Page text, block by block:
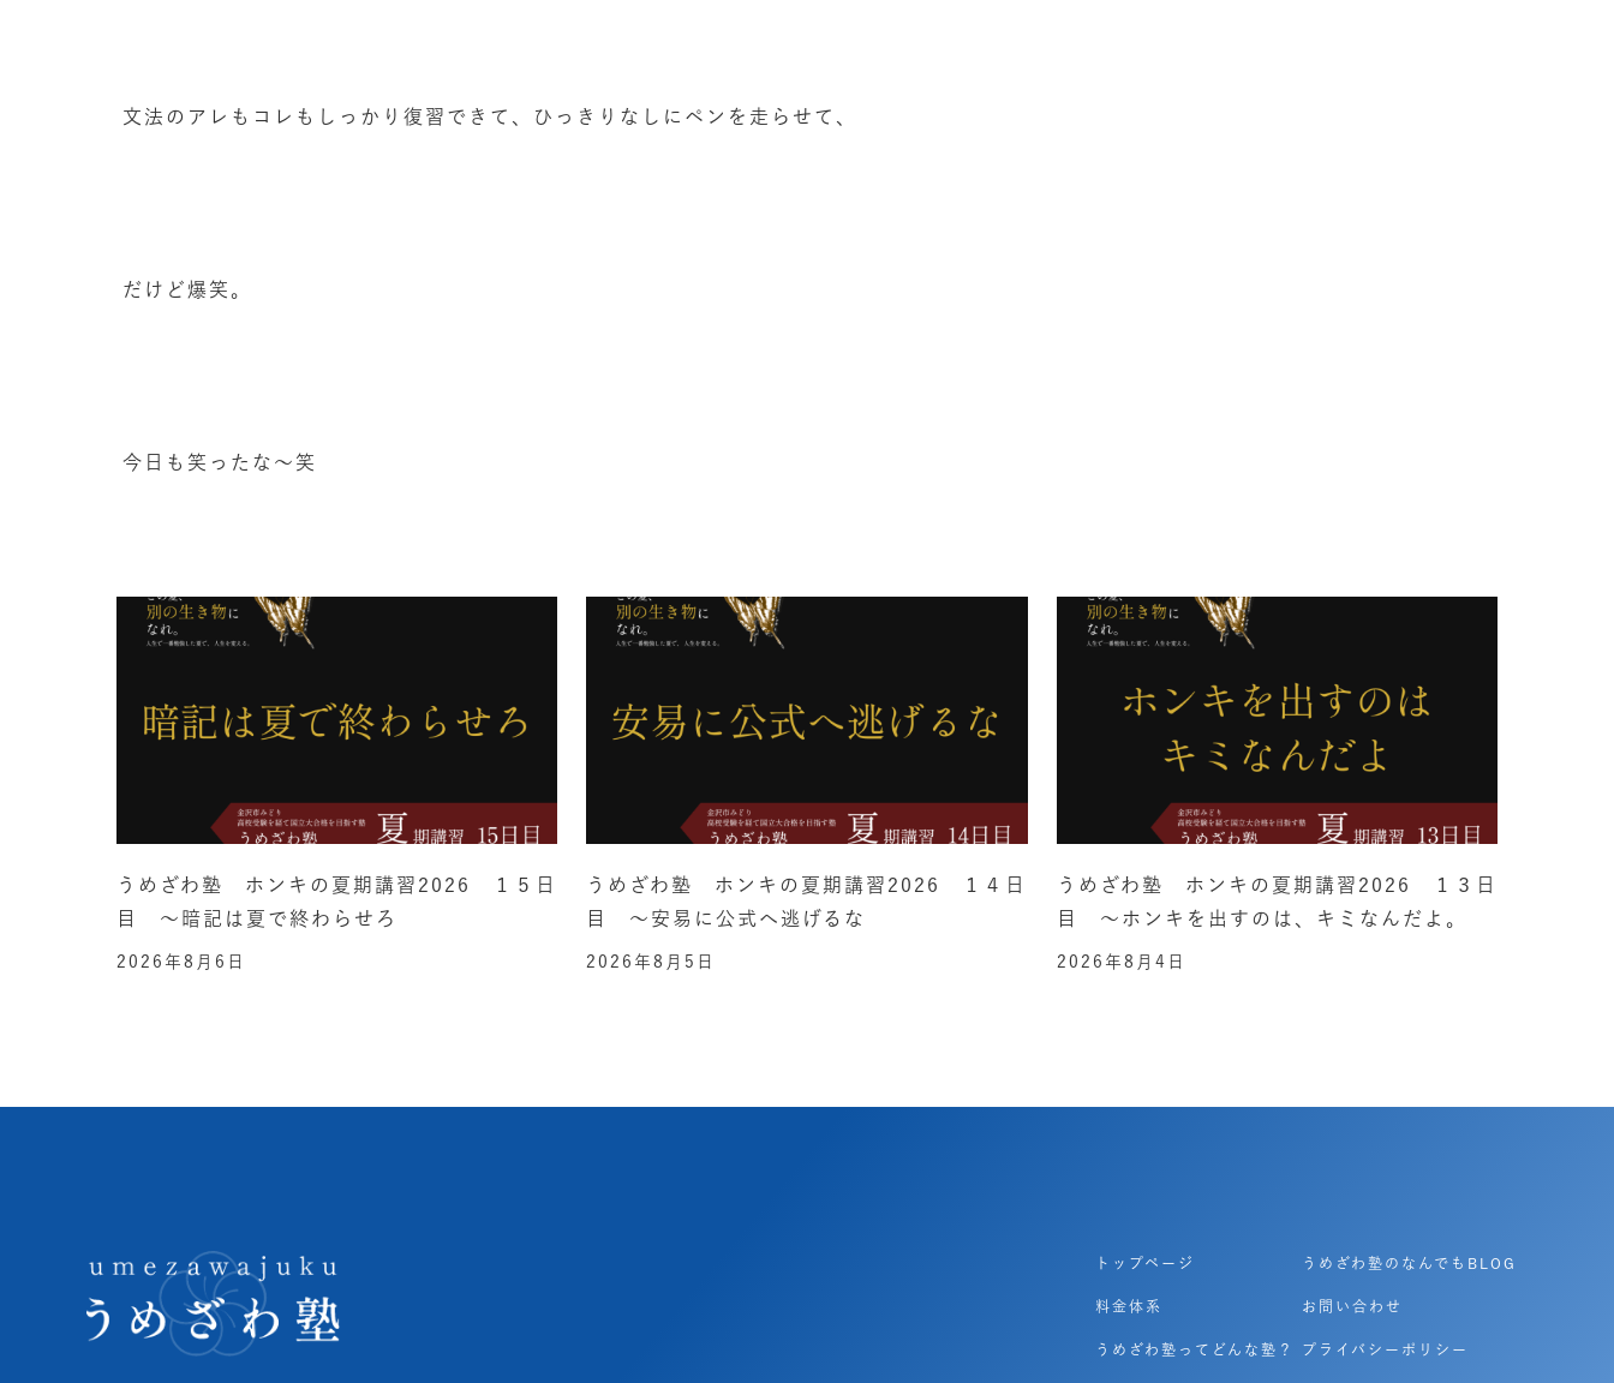
文法のアレもコレもしっかり復習できて、ひっきりなしにペンを走らせて、
だけど爆笑。
今日も笑ったな〜笑
うめざわ塾 ホンキの夏期講習2026 １５日
目 ～暗記は夏で終わらせろ
2026年8月6日
うめざわ塾 ホンキの夏期講習2026 １４日
目 ～安易に公式へ逃げるな
2026年8月5日
うめざわ塾 ホンキの夏期講習2026 １３日
目 ～ホンキを出すのは、キミなんだよ。
2026年8月4日
トップページ
料金体系
うめざわ塾ってどんな塾？
うめざわ塾のなんでもBLOG
お問い合わせ
プライバシーポリシー